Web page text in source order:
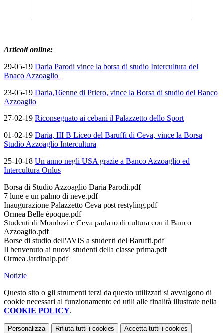
Articoli online:
29-05-19 Daria Parodi vince la borsa di studio Intercultura del
Bnaco Azzoaglio
23-05-19 Daria,16enne di Priero, vince la Borsa di studio del Banco
Azzoaglio
27-02-19 Riconsegnato ai cebani il Palazzetto dello Sport
01-02-19 Daria, III B Liceo del Baruffi di Ceva, vince la Borsa
Studio Azzoaglio Intercultura
25-10-18 Un anno negli USA grazie a Banco Azzoaglio ed
Intercultura Onlus
Borsa di Studio Azzoaglio Daria Parodi.pdf
7 lune e un palmo di neve.pdf
Inaugurazione Palazzetto Ceva post restyling.pdf
Ormea Belle époque.pdf
Studenti di Mondovì e Ceva parlano di cultura con il Banco
Azzoaglio.pdf
Borse di studio dell'AVIS a studenti del Baruffi.pdf
Il benvenuto ai nuovi studenti della classe prima.pdf
Ormea Jardinalp.pdf
Notizie
Questo sito o gli strumenti terzi da questo utilizzati si avvalgono di
cookie necessari al funzionamento ed utili alle finalità illustrate nella
COOKIE POLICY.
Personalizza Rifiuta tutti i cookies Accetta tutti i cookies